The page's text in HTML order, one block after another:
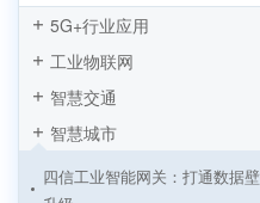
5G+行业应用
工业物联网
智慧交通
智慧城市
四信工业智能网关：打通数据